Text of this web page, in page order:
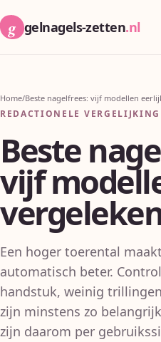
g gelnagels-zetten.nl
Home/Beste nagelfrees: vijf modellen
REDACTIONELE
Beste
vijf
Een hoger toerental
automatisch beter.
handstuk, weinig
zijn minstens zo
zijn daarom per